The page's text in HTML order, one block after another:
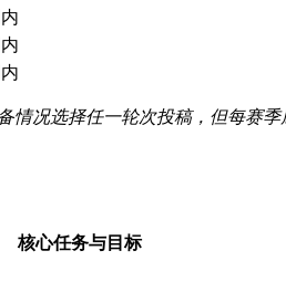
况选择任一轮次投稿，但每赛季
核心任务与目标